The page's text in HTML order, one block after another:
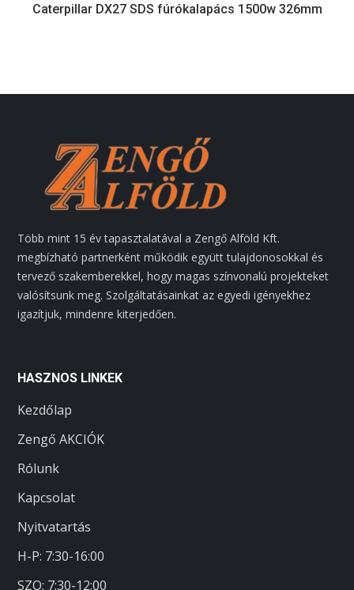
Caterpillar DX27 SDS fúrókalapács 1500w 326mm
Több mint 15 év tapasztalatával a Zengő Alföld Kft.
megbízható partnerként működik együtt tulajdonosokkal és
tervező szakemberekkel, hogy magas színvonalú projekteket
valósítsunk meg. Szolgáltatásainkat az egyedi igényekhez
igazítjuk, mindenre kiterjedően.
HASZNOS LINKEK
Kezdőlap
Zengő AKCIÓK
Rólunk
Kapcsolat
Nyitvatartás
H-P: 7:30-16:00
SZO: 7:30-12:00